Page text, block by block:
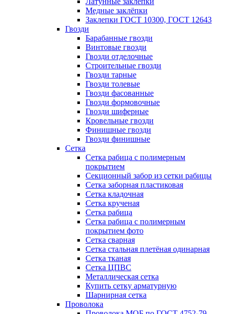
Медные заклёпки
Заклепки ГОСТ 10300, ГОСТ 12643
Гвозди
Барабанные гвозди
Винтовые гвозди
Гвозди отделочные
Строительные гвозди
Гвозди тарные
Гвозди толевые
Гвозди фасованные
Гвозди формовочные
Гвозди шиферные
Кровельные гвозди
Финишные гвозди
Гвозди финишные
Сетка
Сетка рабица с полимерным
покрытием
Секционный забор из сетки рабицы
Сетка заборная пластиковая
Сетка кладочная
Сетка крученая
Сетка рабица
Сетка рабица с полимерным
покрытием фото
Сетка сварная
Сетка стальная плетёная одинарная
Сетка тканая
Сетка ЦПВС
Металлическая сетка
Купить сетку арматурную
Шарнирная сетка
Проволока